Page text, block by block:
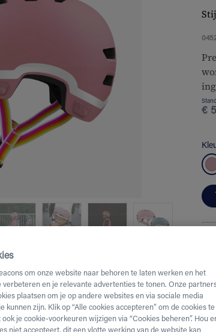
€
om onze website naar behoren te laten werken en het
en je relevante advertenties te tonen. Onze
plaatsen om je op andere websites en via sociale media
zijn. Klik op “Alle cookies accepteren” om de cookies te
je cookie-voorkeuren wijzigen via “Cookies beheren”. Hou